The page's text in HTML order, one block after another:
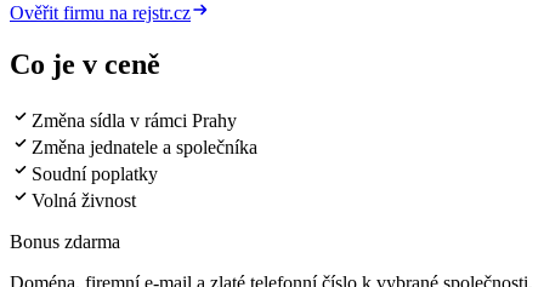
Ověřit firmu na rejstr.cz
Co je v ceně
Změna sídla v rámci Prahy
Změna jednatele a společníka
Soudní poplatky
Volná živnost
Bonus zdarma
Doména, firemní e-mail a zlaté telefonní číslo k vybrané společnosti.